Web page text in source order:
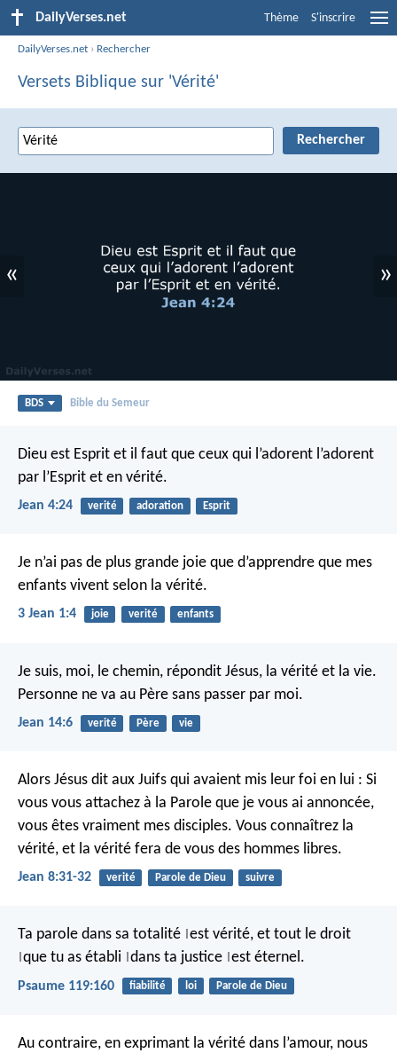
DailyVerses.net Thème S'inscrire
DailyVerses.net › Rechercher
Versets Biblique sur 'Vérité'
« »
BDS Bible du Semeur
Dieu est Esprit et il faut que ceux qui l’adorent l’adorent
par l’Esprit et en vérité.
Jean 4:24 verité adoration Esprit
Je n’ai pas de plus grande joie que d’apprendre que mes
enfants vivent selon la vérité.
3 Jean 1:4 joie verité enfants
Je suis, moi, le chemin, répondit Jésus, la vérité et la vie.
Personne ne va au Père sans passer par moi.
Jean 14:6 verité Père vie
Alors Jésus dit aux Juifs qui avaient mis leur foi en lui : Si
vous vous attachez à la Parole que je vous ai annoncée,
vous êtes vraiment mes disciples. Vous connaîtrez la
vérité, et la vérité fera de vous des hommes libres.
Jean 8:31-32 verité Parole de Dieu suivre
Ta parole dans sa totalité est vérité, et tout le droit
que tu as établi dans ta justice est éternel.
Psaume 119:160 fiabilité loi Parole de Dieu
Au contraire, en exprimant la vérité dans l’amour, nous